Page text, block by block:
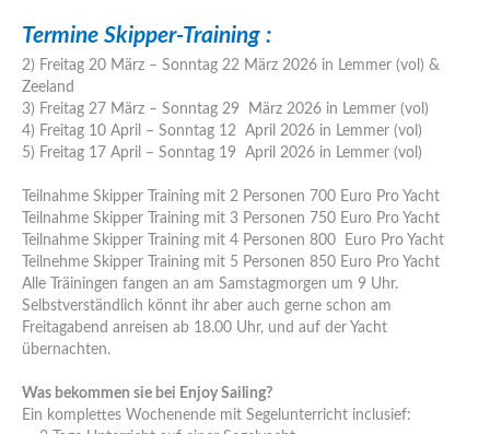
Termine Skipper-Training :
2) Freitag 20 März – Sonntag 22 März 2026 in Lemmer (vol) &
Zeeland
3) Freitag 27 März – Sonntag 29 März 2026 in Lemmer (vol)
4) Freitag 10 April – Sonntag 12 April 2026 in Lemmer (vol)
5) Freitag 17 April – Sonntag 19 April 2026 in Lemmer (vol)
Teilnahme Skipper Training mit 2 Personen 700 Euro Pro Yacht
Teilnahme Skipper Training mit 3 Personen 750 Euro Pro Yacht
Teilnahme Skipper Training mit 4 Personen 800 Euro Pro Yacht
Teilnehme Skipper Training mit 5 Personen 850 Euro Pro Yacht
Alle Träiningen fangen an am Samstagmorgen um 9 Uhr.
Selbstverständlich könnt ihr aber auch gerne schon am
Freitagabend anreisen ab 18.00 Uhr, und auf der Yacht
übernachten.
Was bekommen sie bei Enjoy Sailing?
Ein komplettes Wochenende mit Segelunterricht inclusief: